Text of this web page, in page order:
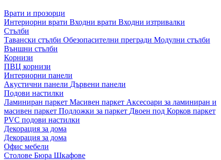
Врати и прозорци
Интериорни врати Входни врати Входни изтривалки
Стълби
Тавански стълби Обезопасителни прегради Модулни стълби
Външни стълби
Корнизи
ПВЦ корнизи
Интериорни панели
Акустични панели Дървени панели
Подови настилки
Ламиниран паркет Масивен паркет Аксесоари за ламиниран и
масивен паркет Подложки за паркет Двоен под Корков паркет
PVC подови настилки
Декорация за дома
Декорация за дома
Офис мебели
Столове Бюра Шкафове